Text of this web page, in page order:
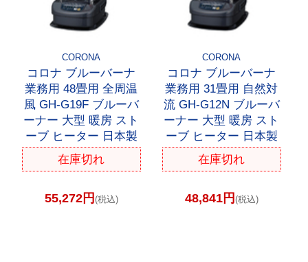
CORONA
コロナ ブルーバーナ
業務用 48畳用 全周温
風 GH-G19F ブルーバ
ーナー 大型 暖房 スト
ーブ ヒーター 日本製
在庫切れ
55,272円 (税込)
CORONA
コロナ ブルーバーナ
業務用 31畳用 自然対
流 GH-G12N ブルーバ
ーナー 大型 暖房 スト
ーブ ヒーター 日本製
在庫切れ
48,841円 (税込)